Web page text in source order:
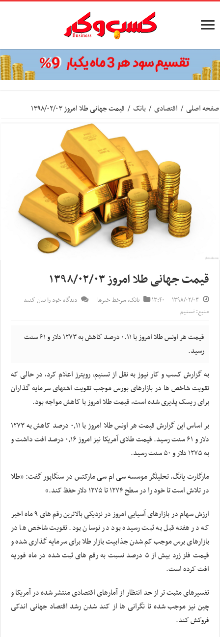
صفحه اصلی / اقتصادی / بانک / قیمت جهانی طلا امروز ۱۳۹۸/۰۲/۰۳
قیمت جهانی طلا امروز ۱۳۹۸/۰۲/۰۳
۱۳۹۸/۰۲/۰۳ ۱۳:۴۰ بانک,سرخط خبرها
دیدگاه خود را بیان کنید
منبع: تسنیم
قیمت هر اونس طلا امروز با ۰.۱۱ درصد کاهش به ۱۲۷۳ دلار و ۶۱ سنت
رسید.
به گزارش کسب و کار نیوز به نقل از تسنیم، رویترز اعلام کرد، در حالی که
تقویت شاخص ها در بازارهای بورس موجب تقویت اشتهای سرمایه گذاران
برای ریسک پذیری شده است، قیمت طلا امروز با کاهش مواجه بود.
بر اساس این گزارش قیمت هر اونس طلا امروز با ۰٫۱۱ درصد کاهش به ۱۲۷۳
دلار و ۶۱ سنت رسید. قیمت طلای آمریکا نیز امروز ۰٫۱۶ درصد افت داشت و
به ۱۲۷۵ دلار و ۵۰ سنت رسید.
مارگارت یانگ، تحلیلگر موسسه سی ام سی مارکتس در سنگاپور گفت: «طلا
در تلاش است تا خود را در سطح ۱۲۷۴ تا ۱۲۷۵ دلار حفظ کند.»
ارزش سهام در بازارهای آسیایی امروز در نزدیکی بالاترین رقم های ۹ ماه اخیر
که در هفته قبل به ثبت رسیده بود در نوسان بود. تقویت شاخص ها در
بازارهای برس موجب کم شدن جذابیت بازار طلا برای سرمایه گذاری شده و
قیمت فلز زرد بیش از ۵ درصد نسبت به رقم های ثبت شده در ماه فوریه
افت کرده است.
تفسیرهای مثبت تر از حد انتظار از آمارهای اقتصادی منتشر شده در آمریکا و
چین نیز موجب شده تا نگرانی ها از کند شدن رشد اقتصاد جهانی اندکی
فروکش کند.